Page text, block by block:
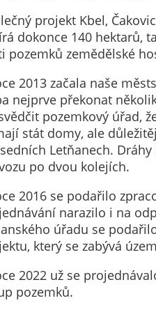
projekt Kbel,
dokonce 140 hektarů,
pozemků zemědělské
2013 začala naše
nejprve překonat
pozemkový úřad,
stát domy, ale
Letňanech.
po dvou kolejích.
2016 se podařilo
narazilo i na
úřadu se
který se zabývá
2022 už se
pozemků.